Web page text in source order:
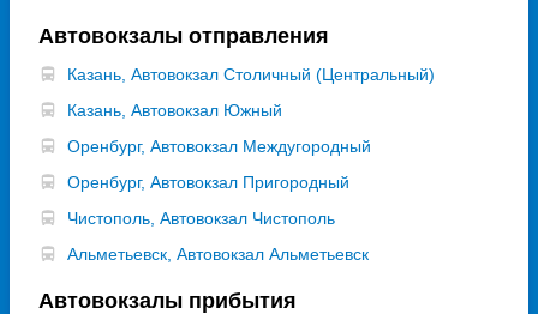
Автовокзалы отправления
Казань, Автовокзал Столичный (Центральный)
Казань, Автовокзал Южный
Оренбург, Автовокзал Междугородный
Оренбург, Автовокзал Пригородный
Чистополь, Автовокзал Чистополь
Альметьевск, Автовокзал Альметьевск
Автовокзалы прибытия